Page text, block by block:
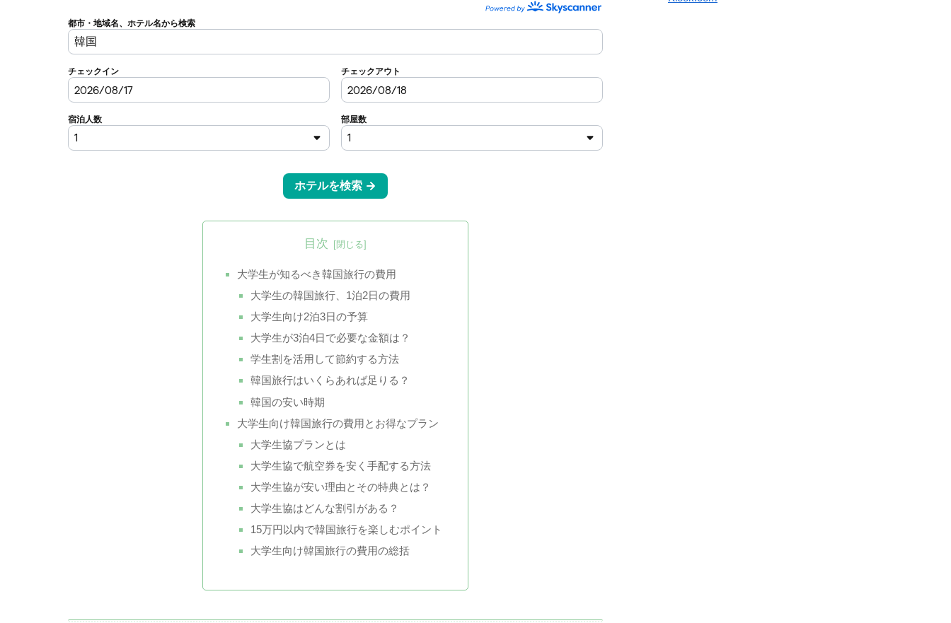
目次
大学生が知るべき韓国旅行の費用
大学生の韓国旅行、1泊2日の費用
大学生向け2泊3日の予算
大学生が3泊4日で必要な金額は？
学生割を活用して節約する方法
韓国旅行はいくらあれば足りる？
韓国の安い時期
大学生向け韓国旅行の費用とお得なプラン
大学生協プランとは
大学生協で航空券を安く手配する方法
大学生協が安い理由とその特典とは？
大学生協はどんな割引がある？
15万円以内で韓国旅行を楽しむポイント
大学生向け韓国旅行の費用の総括